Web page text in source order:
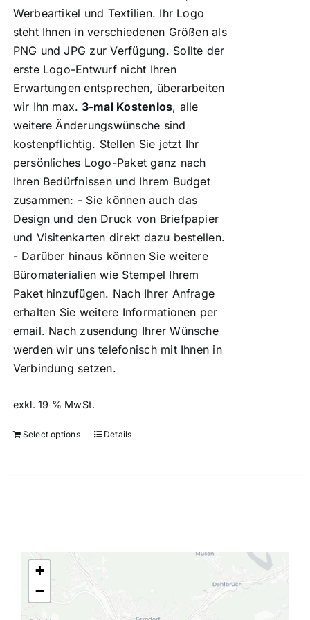
Werbeartikel und Textilien. Ihr Logo
steht Ihnen in verschiedenen Größen als
PNG und JPG zur Verfügung. Sollte der
erste Logo-Entwurf nicht Ihren
Erwartungen entsprechen, überarbeiten
wir Ihn max. 3-mal Kostenlos, alle
weitere Änderungswünsche sind
kostenpflichtig. Stellen Sie jetzt Ihr
persönliches Logo-Paket ganz nach
Ihren Bedürfnissen und Ihrem Budget
zusammen: - Sie können auch das
Design und den Druck von Briefpapier
und Visitenkarten direkt dazu bestellen.
- Darüber hinaus können Sie weitere
Büromaterialien wie Stempel Ihrem
Paket hinzufügen. Nach Ihrer Anfrage
erhalten Sie weitere Informationen per
email. Nach zusendung Ihrer Wünsche
werden wir uns telefonisch mit Ihnen in
Verbindung setzen.
exkl. 19 % MwSt.
Select options Details
+
−